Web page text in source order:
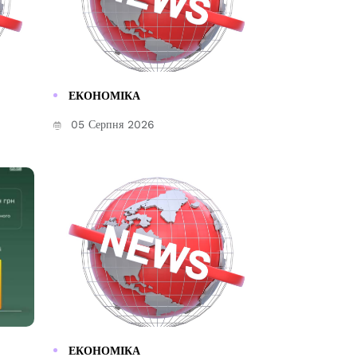
ЕКОНОМІКА
05 Серпня 2026
ЕКОНОМІКА